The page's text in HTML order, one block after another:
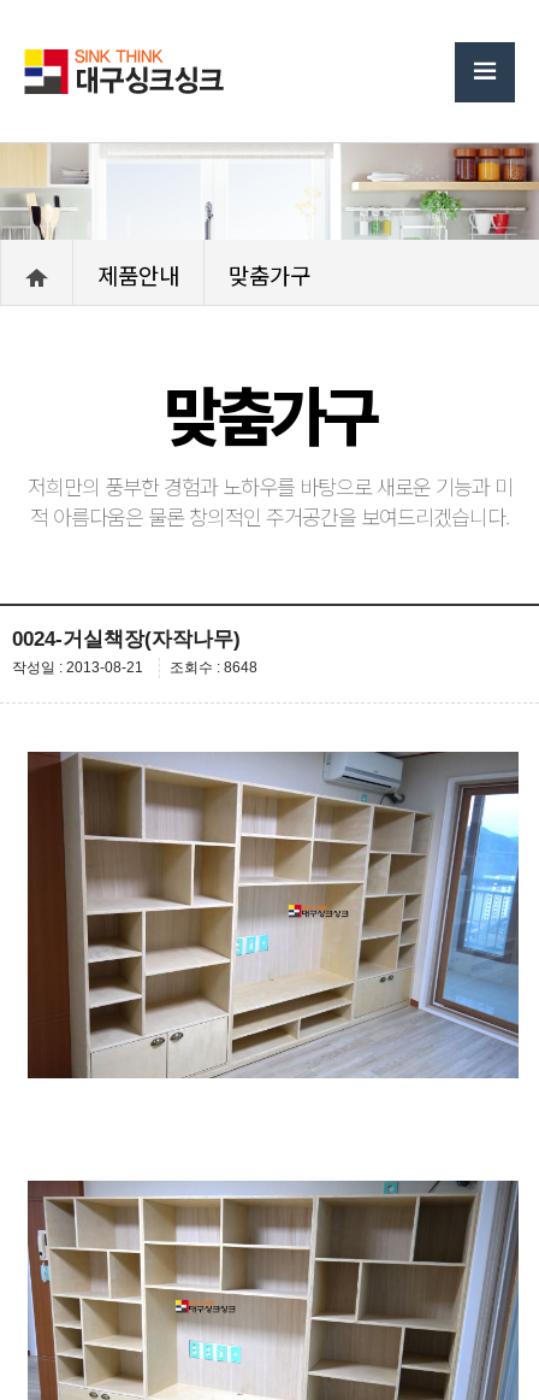
제품안내 맞춤가구
맞춤가구
저희만의 풍부한 경험과 노하우를 바탕으로 새로운 기능과 미
적 아름다움은 물론 창의적인 주거공간을 보여드리겠습니다.
0024-거실책장(자작나무)
작성일 : 2013-08-21 조회수 : 8648